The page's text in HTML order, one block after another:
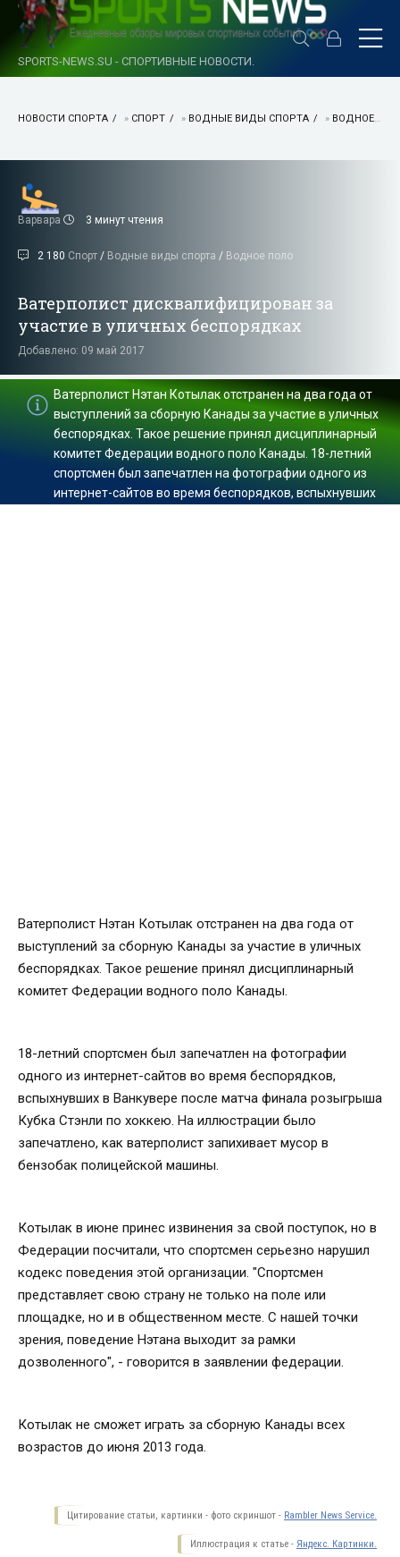
SPORTS-NEWS.SU - СПОРТИВНЫЕ НОВОСТИ.
НОВОСТИ СПОРТА » СПОРТ » ВОДНЫЕ ВИДЫ СПОРТА » ВОДНОЕ ПОЛО
Варвара 3 минут чтения
2 180 Спорт / Водные виды спорта / Водное поло
Ватерполист дисквалифицирован за
участие в уличных беспорядках
Добавлено: 09 май 2017
Ватерполист Нэтан Котылак отстранен на два года от
выступлений за сборную Канады за участие в уличных
беспорядках. Такое решение принял дисциплинарный
комитет Федерации водного поло Канады. 18-летний
спортсмен был запечатлен на фотографии одного из
интернет-сайтов во время беспорядков, вспыхнувших
Ватерполист Нэтан Котылак отстранен на два года от
выступлений за сборную Канады за участие в уличных
беспорядках. Такое решение принял дисциплинарный
комитет Федерации водного поло Канады.
18-летний спортсмен был запечатлен на фотографии
одного из интернет-сайтов во время беспорядков,
вспыхнувших в Ванкувере после матча финала розыгрыша
Кубка Стэнли по хоккею. На иллюстрации было
запечатлено, как ватерполист запихивает мусор в
бензобак полицейской машины.
Котылак в июне принес извинения за свой поступок, но в
Федерации посчитали, что спортсмен серьезно нарушил
кодекс поведения этой организации. "Спортсмен
представляет свою страну не только на поле или
площадке, но и в общественном месте. С нашей точки
зрения, поведение Нэтана выходит за рамки
дозволенного", - говорится в заявлении федерации.
Котылак не сможет играть за сборную Канады всех
возрастов до июня 2013 года.
Цитирование статьи, картинки - фото скриншот - Rambler News Service.
Иллюстрация к статье - Яндекс. Картинки.